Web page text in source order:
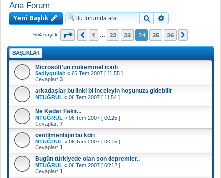
Ana Forum
Yeni Başlık
Ara
504 başlık . sayfa (Toplam26 sayfa)
Önceki
1 22 23 24 25 26
BAŞLIKLAR
Microsoft'un mükemmel icadı
Sadiygullah « 06 Tem 2007 [ 11:55 ]
Cevaplar: 3
arkadaşlar bu linki bi inceleyin hoşunuza gidebilir
MTUĞRUL « 06 Tem 2007 [ 11:54 ]
Ne Kadar Fakir...
MTUĞRUL « 06 Tem 2007 [ 00:25 ]
Cevaplar: 7
centilmenliğin bu kdrı
MTUĞRUL « 06 Tem 2007 [ 00:15 ]
Cevaplar: 1
Bugün türkiyede olan son depremler..
MTUĞRUL « 06 Tem 2007 [ 00:12 ]
Cevaplar: 1